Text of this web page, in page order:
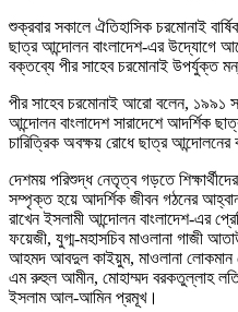
শুক্রবার সকালে ঐতিহাসিক চরমোনাই
ছাত্র আন্দোলন বাংলাদেশ-এর উদ্যোগে
বক্তব্যে পীর সাহেব চরমোনাই উপর্যুক্ত
পীর সাহেব চরমোনাই আরো বলেন, ১৯৯১
আন্দোলন বাংলাদেশ সারাদেশে আদর্শিক
চারিত্রিক অবক্ষয় রোধে ছাত্র আন্দোলনের
দেশময় পরিশুদ্ধ নেতৃত্ব গড়তে
সম্পৃক্ত হয়ে আদর্শিক জীবন গঠনের
রাখেন ইসলামী আন্দোলন বাংলাদেশ-এর
ফয়েজী, যুগ্ম-মহাসচিব মাওলানা গাজী
আহমদ আবদুল কাইয়ুম, মাওলানা লোকমান
এম রুহুল আমীন, মোহাম্মদ বরকতুল্লাহ
ইসলাম আল-আমিন প্রমূখ।